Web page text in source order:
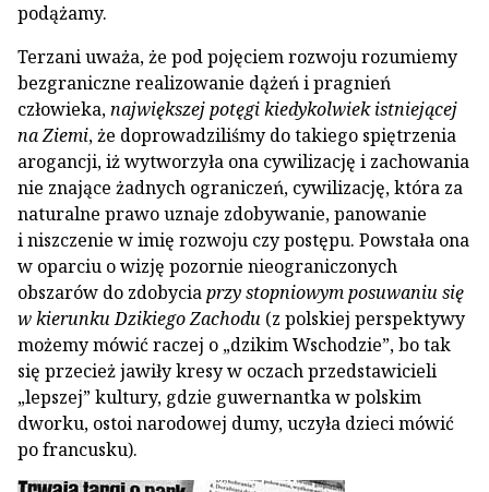
podążamy.
Terzani uważa, że pod pojęciem rozwoju rozumiemy
bezgraniczne realizowanie dążeń i pragnień
człowieka,największej potęgi kiedykolwiek istniejącej
na Ziemi, że doprowadziliśmy do takiego spiętrzenia
arogancji, iż wytworzyła ona cywilizację i zachowania
nie znające żadnych ograniczeń, cywilizację, która za
naturalne prawo uznaje zdobywanie, panowanie
i niszczenie w imię rozwoju czy postępu. Powstała ona
w oparciu o wizję pozornie nieograniczonych
obszarów do zdobyciaprzy stopniowym posuwaniu się
w kierunku Dzikiego Zachodu (z polskiej perspektywy
możemy mówić raczej o „dzikim Wschodzie”, bo tak
się przecież jawiły kresy w oczach przedstawicieli
„lepszej” kultury, gdzie guwernantka w polskim
dworku, ostoi narodowej dumy, uczyła dzieci mówić
po francusku).